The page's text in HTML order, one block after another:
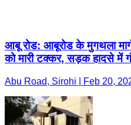
आबू रोड: आबूरोड के मुगथला
को मारी टक्कर, सड़क हादसे में
Abu Road, Sirohi | Feb 20,